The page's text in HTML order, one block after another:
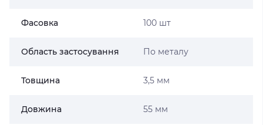
Фасовка 100 шт
Область застосування По металу
Товщина 3,5 мм
Довжина 55 мм